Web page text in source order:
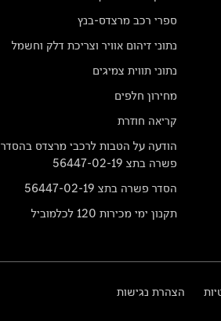
ספרי רכב מרצדס-בנץ
נתוני זיהום אוויר וצריכת דלק וחשמל
נתוני תווית צמיגים
מחירון חלפים
קריאה חוזרת
הודעה על הטבות לרכבי מרצדס בהסדר
פשרה בתצ 56447-02-19
הסדר פשרה בתצ 56447-02-19
תקנון ימי מכירות 120 לכלמוביל
הצהרת נגישות